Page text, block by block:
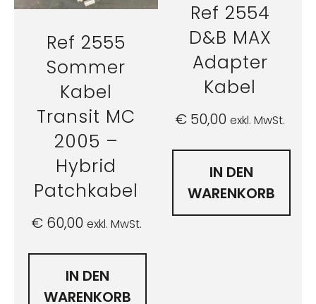
Ref 2555
Sommer
Kabel
Transit MC
2005 –
Hybrid
Patchkabel
€60,00 exkl. MwSt.
IN DEN
WARENKORB
Ref 2554
D&B MAX
Adapter
Kabel
€ 50,00 exkl. MwSt.
IN DEN
WARENKORB